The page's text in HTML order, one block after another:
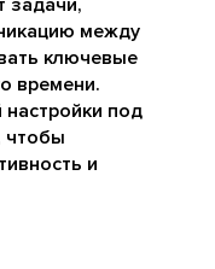
между
ключевые
времени.
под
чтобы
и